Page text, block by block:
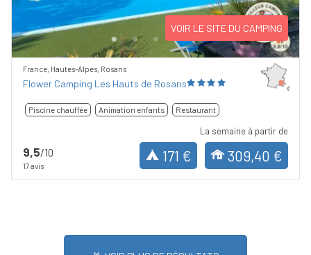
VOIR LE SITE DU CAMPING
France, Hautes-Alpes, Rosans
Flower Camping Les Hauts de Rosans
Piscine chauffée Animation enfants Restaurant
9,5/10
17 avis
La semaine à partir de
171 € 309,40 €